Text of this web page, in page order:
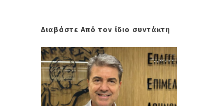
Διαβάστε Από τον ίδιο συντάκτη